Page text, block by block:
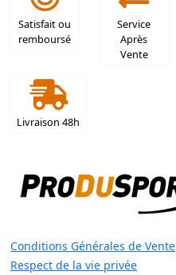
Satisfait ou
remboursé
Service
Après
Vente
Livraison 48h
Conditions Générales de Vente
Respect de la vie privée